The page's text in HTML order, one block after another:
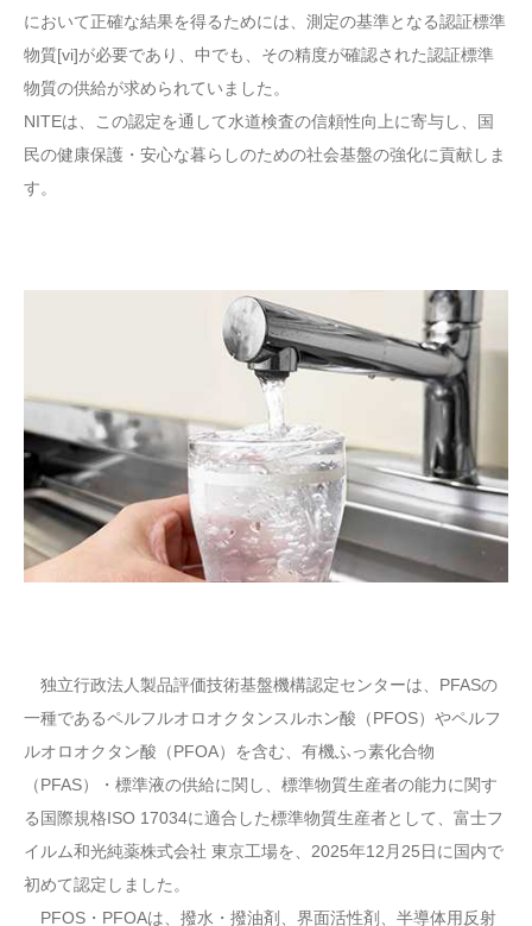
において正確な結果を得るためには、測定の基準となる認証標準
物質[vi]が必要であり、中でも、その精度が確認された認証標準
物質の供給が求められていました。
NITEは、この認定を通して水道検査の信頼性向上に寄与し、国
民の健康保護・安心な暮らしのための社会基盤の強化に貢献しま
す。
独立行政法人製品評価技術基盤機構認定センターは、PFASの
一種であるペルフルオロオクタンスルホン酸（PFOS）やペルフ
ルオロオクタン酸（PFOA）を含む、有機ふっ素化合物
（PFAS）・標準液の供給に関し、標準物質生産者の能力に関す
る国際規格ISO 17034に適合した標準物質生産者として、富士フ
イルム和光純薬株式会社 東京工場を、2025年12月25日に国内で
初めて認定しました。
PFOS・PFOAは、撥水・撥油剤、界面活性剤、半導体用反射